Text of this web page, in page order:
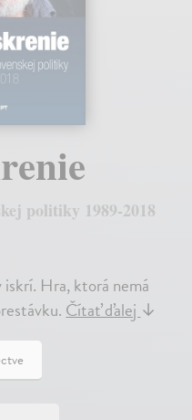
politiky 1989-2018
Hra, ktorá nemá
Čítať ďalej ↓